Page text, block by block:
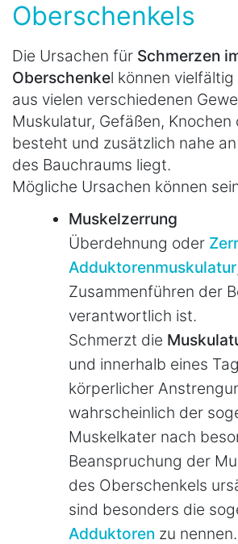
Oberschenkels
Die Ursachen für Schmerzen
Oberschenkel können
aus vielen verschiedenen
Muskulatur, Gefäßen, Knochen
besteht und zusätzlich nahe
des Bauchraums liegt.
Mögliche Ursachen können
Muskelzerrung
Überdehnung oder
Adduktorenmuskulatur
Zusammenführen der
verantwortlich ist.
Schmerzt die
und innerhalb eines
körperlicher
wahrscheinlich der
Muskelkater nach
Beanspruchung der
des Oberschenkels
sind besonders die
Adduktoren zu nennen.